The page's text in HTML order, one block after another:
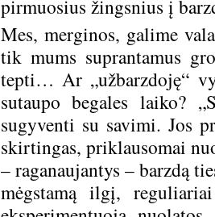
pirmuosius žingsnius į
Mes, merginos, galime
tik mums suprantamus
tepti… Ar „užbarzdoję“
sutaupo begales laiko?
sugyventi su savimi. Jos
skirtingas, priklausomai
– raganaujantys – barzdą
mėgstamą ilgį,